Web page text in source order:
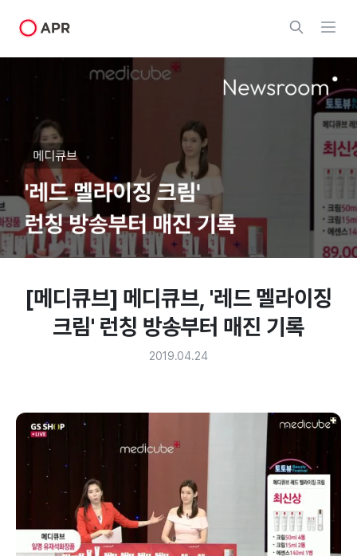
[메디큐브] 메디큐브, '레드 멜라이징
크림' 런칭 방송부터 매진 기록
2019.04.24